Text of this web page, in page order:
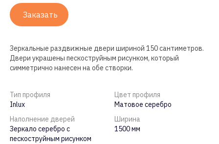
Заказать
Зеркальные раздвижные двери шириной 150 сантиметров.
Двери украшены пескоструйным рисунком, который
симметрично нанесен на обе створки.
Тип профиля
Inlux
Цвет профиля
Матовое серебро
Наполнение дверей
Зеркало серебро с
пескоструйным рисунком
Ширина
1500 мм